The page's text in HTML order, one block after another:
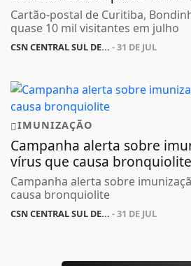
Cartão-postal de Curitiba,
quase 10 mil visitantes em julho
CSN CENTRAL SUL DE... - 31 DE JUL
IMUNIZAÇÃO
Campanha alerta sobre
vírus que causa bronquiolite
Campanha alerta sobre
causa bronquiolite
CSN CENTRAL SUL DE... - 31 DE JUL